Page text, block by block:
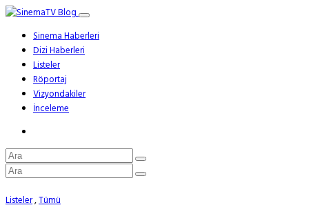
Sinema Haberleri
Dizi Haberleri
Listeler
Röportaj
Vizyondakiler
İnceleme
Listeler,Tümü